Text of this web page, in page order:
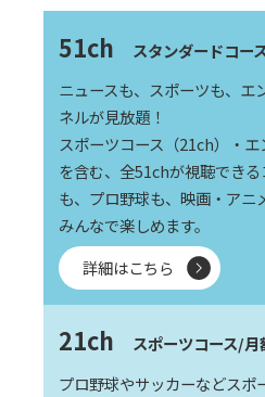
51ch スタンダードコー
ニュースも、スポーツも、エ
ネルが見放題！
スポーツコース（21ch）・エ
を含む、全51chが視聴でき
も、プロ野球も、映画・アニ
みんなで楽しめます。
詳細はこちら
21ch スポーツコース/月
プロ野球やサッカーなどスポ